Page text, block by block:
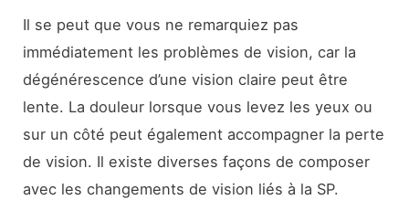
Il se peut que vous ne remarquiez pas
immédiatement les problèmes de vision, car la
dégénérescence d’une vision claire peut être
lente. La douleur lorsque vous levez les yeux ou
sur un côté peut également accompagner la perte
de vision. Il existe diverses façons de composer
avec les changements de vision liés à la SP.